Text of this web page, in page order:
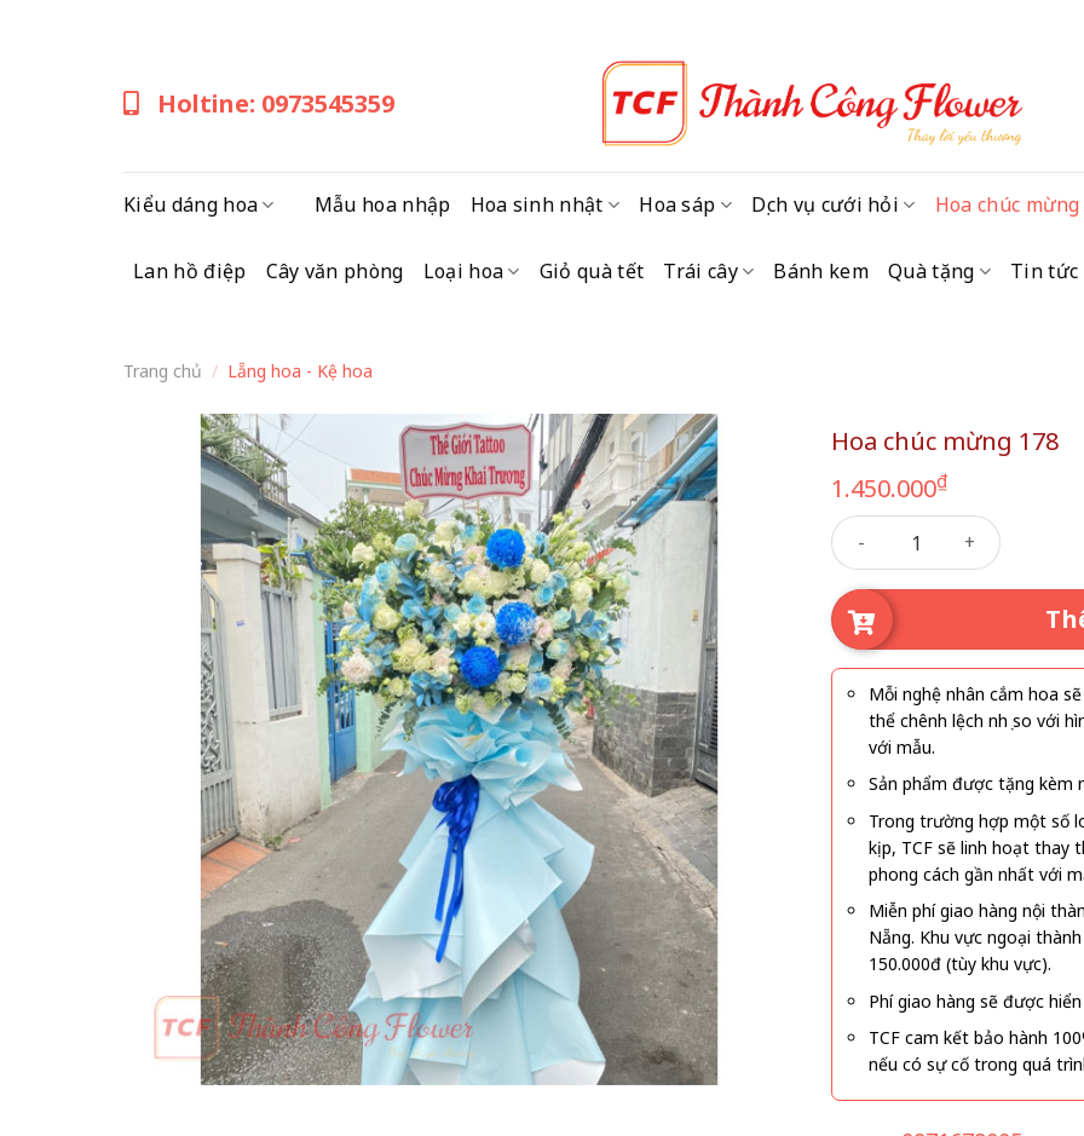
Holtine: 0973545359
Kiểu dáng hoa Mẫu hoa nhập Hoa sinh nhật Hoa sáp Dịch vụ cưới hỏi Hoa chúc mừng
Lan hồ điệp Cây văn phòng Loại hoa Giỏ quà tết Trái cây Bánh kem Quà tặng Tin tức
Trang chủ / Lẵng hoa - Kệ hoa
Hoa chúc mừng 178
1.450.000₫
Hoa chúc mừng 178 số lượng
Mỗi nghệ nhân cắm hoa
thể chênh lệch nhẹ so với
với mẫu.
Sản phẩm được tặng kèm
Trong trường hợp một số
kịp, TCF sẽ linh hoạt thay
phong cách gần nhất với
Miễn phí giao hàng nội
Nẵng. Khu vực ngoại
150.000đ (tùy khu vực).
Phí giao hàng sẽ được
TCF cam kết bảo hành
nếu có sự cố trong quá